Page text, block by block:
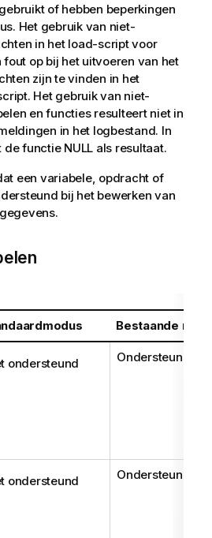
of hebben beperkingen
Het gebruik van niet-
in het load-script voor
op bij het uitvoeren van het
zijn te vinden in het
Het gebruik van niet-
en functies resulteert niet in
in het logbestand. In
functie NULL als resultaat.
een variabele, opdracht of
bij het bewerken van
Bestaande
ondersteund Ondersteund
ondersteund Ondersteund